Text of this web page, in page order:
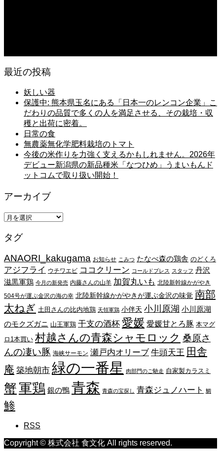
最近の投稿
妖しい器
保護中: 熊本県玉名にある「日本一のレンコン企業」こ
だわりの品質で多くの人を満足させる、その栽培・収
穫と出荷に密着。
日常の食
無農薬無化学肥料栽培のトマト
今後の米作りを力強く支えるかもしれません。2026年
デビュー新潟県の新品種米「なつひめ」うまいもんド
ットコムで取り扱い開始！
アーカイブ
ア
カ
ブ
タグ
ANAORI_kakugama お知らせ こみつ たなべ森の鶏舎 のどくろ
アジフライ ウチワエビ ココクリーン コールドプレス スタッフ 丹沢
滋黒軍鶏 今月の新発売 内藤さんの山羊 加賀丸いも 北陸新幹線かがやき
504号が運ぶ金沢の海の幸 北陸新幹線かがやきが運ぶ金沢の味覚 南部
太ねぎ 土田さんの比内地鶏 天領軍鶏 小伴天 小川原湖 小川原湖
のモクズガニ 山王軍鶏 干支の酒杯 愛媛 愛媛甘とろ豚 本マグ
ロ1本買い 村越さんの青森シャモロック 桑原さ
んの凄い豚 海峡サーモン 瀬戸内オリーブ 牛頭天王 田舎
庵 築地朝市 緑の一番星 肉部門のご馳走 自家製カラスミ
蟹軍鶏 銀の鴨 青森 青森の宝探し 青森ジュノハート 鯛
鯵
RSS
Copyright © 株式会社 食文化 All rights reserved.